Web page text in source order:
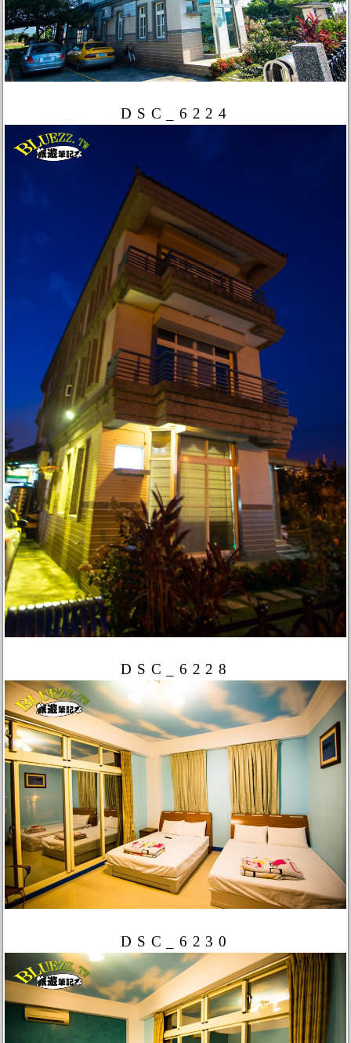
DSC_6224
DSC_6228
DSC_6230